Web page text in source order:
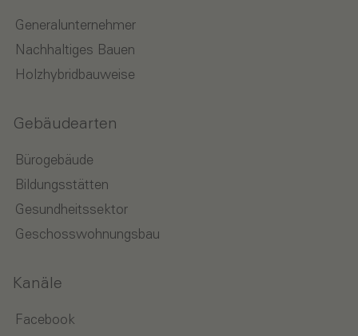
Generalunternehmer
Nachhaltiges Bauen
Holzhybridbauweise
Gebäudearten
Bürogebäude
Bildungsstätten
Gesundheitssektor
Geschosswohnungsbau
Kanäle
Facebook